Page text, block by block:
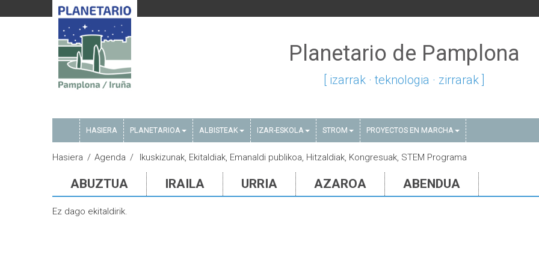
Planetario de Pamplona
[ izarrak · teknologia · zirrarak ]
HASIERA PLANETARIOA ALBISTEAK IZAR-ESKOLA STROM PROYECTOS EN MARCHA
Hasiera Agenda Ikuskizunak, Ekitaldiak, Emanaldi publikoa, Hitzaldiak, Kongresuak, STEM Programa
ABUZTUA IRAILA URRIA AZAROA ABENDUA
Ez dago ekitaldirik.